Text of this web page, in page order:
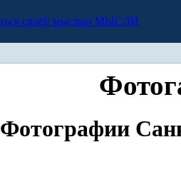
МЫСЛИ
Фотографии